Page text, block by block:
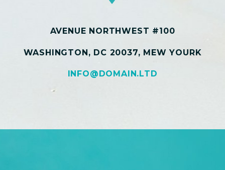
AVENUE NORTHWEST #100
WASHINGTON, DC 20037, MEW YOURK
INFO@DOMAIN.LTD